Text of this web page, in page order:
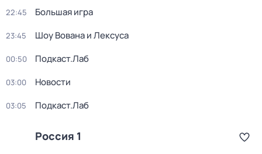
22:45 Большая игра
23:45 Шоу Вована и Лексуса
00:50 Подкаст.Лаб
03:00 Новости
03:05 Подкаст.Лаб
Россия 1